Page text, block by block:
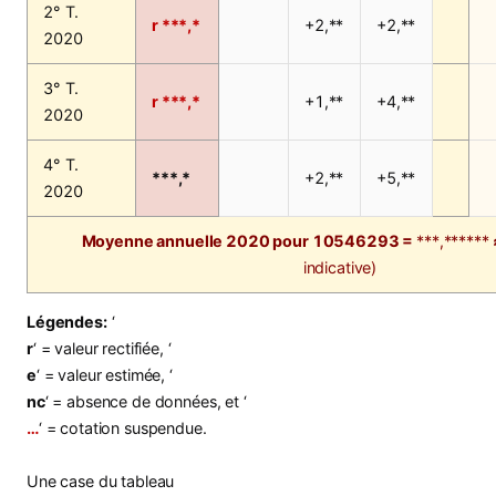
2° T.
2020
r ***,* +2,** +2,**
3° T.
2020
r ***,* +1,** +4,**
4° T.
2020
***,* +2,** +5,**
Moyenne annuelle 2020 pour 10546293 = ***,******
indicative)
Légendes:‘
r‘ = valeur rectifiée, ‘
e‘ = valeur estimée, ‘
nc‘ = absence de données, et ‘
…‘ = cotation suspendue.
Une case du tableau